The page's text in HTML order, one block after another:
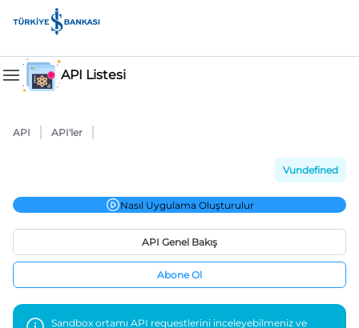
API Listesi
API API'ler
Vundefined
API Genel Bakış
Abone Ol
Nasıl Uygulama Oluşturulur
Sandbox ortamı API requestlerini inceleyebilmeniz ve